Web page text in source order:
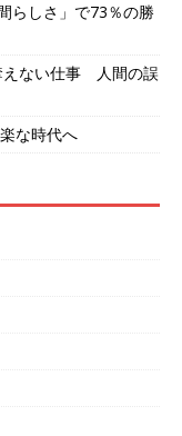
らしさ」で73％の勝
ない仕事 人間の誤
な時代へ